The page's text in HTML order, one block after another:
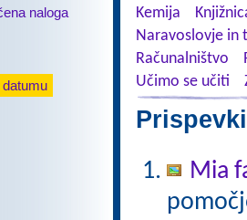
naloga
datumu
Kemija
Naravoslovje in
Računalništvo
Učimo se učiti
Mia